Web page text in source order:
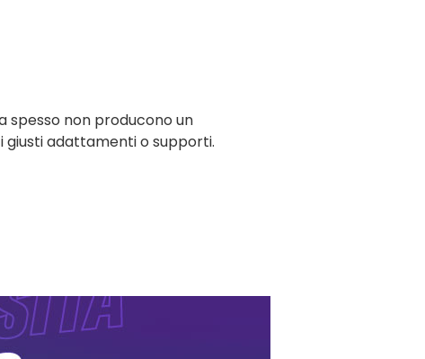
spesso non producono un
adattamenti o supporti.